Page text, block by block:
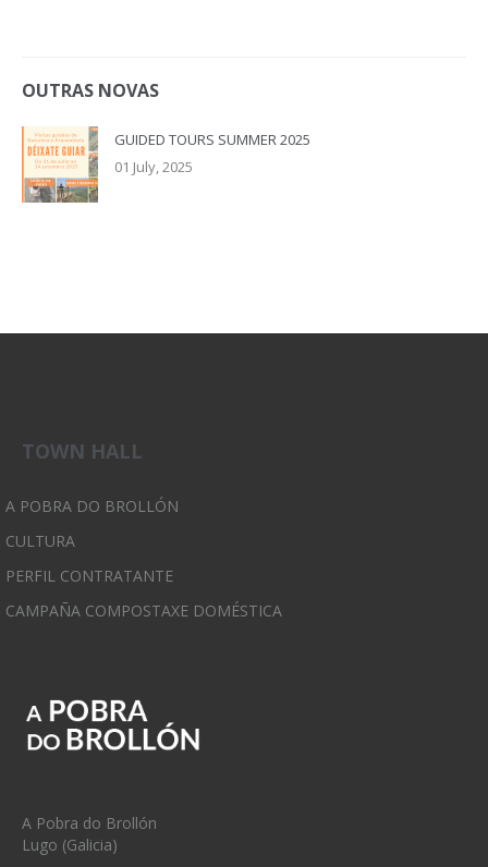
OUTRAS NOVAS
GUIDED TOURS SUMMER 2025
01 July, 2025
TOWN HALL
A POBRA DO BROLLÓN
CULTURA
PERFIL CONTRATANTE
CAMPAÑA COMPOSTAXE DOMÉSTICA
A Pobra do Brollón
Lugo (Galicia)